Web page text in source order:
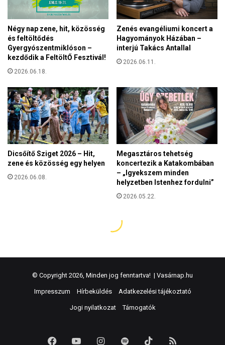
© Copyright 2026, Minden jog fenntartva! | Vasárnap.hu
Impresszum Hírbeküldés Adatkezelési tájékoztató
Jogi nyilatkozat Támogatók
FacebookYouTubeInstagram
Spotify TikTok